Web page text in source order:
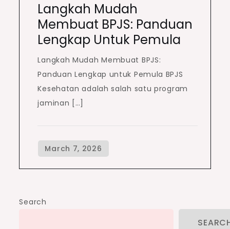
Langkah Mudah
Membuat BPJS: Panduan
Lengkap Untuk Pemula
Langkah Mudah Membuat BPJS:
Panduan Lengkap untuk Pemula BPJS
Kesehatan adalah salah satu program
jaminan […]
Search